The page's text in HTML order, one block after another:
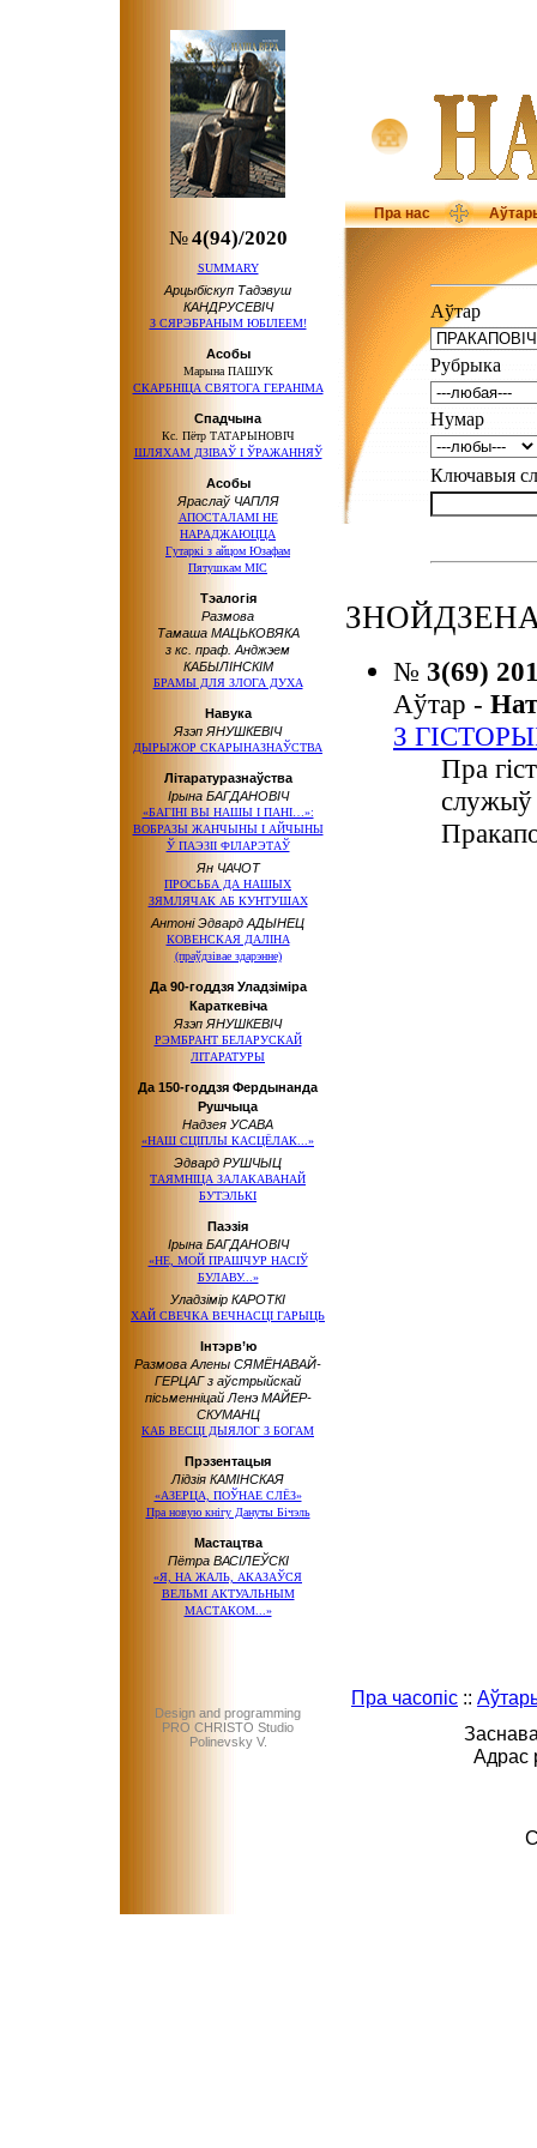
Пра нас
№4(94)/2020
SUMMARY
Арцыбіскуп Тадэвуш
КАНДРУСЕВІЧ
З СЯРЭБРАНЫМ ЮБІЛЕЕМ!
Асобы
Марына ПАШУК
СКАРБНІЦА СВЯТОГА ГЕРАНІМА
Спадчына
Кс. Пётр ТАТАРЫНОВІЧ
ШЛЯХАМ ДЗІВАЎ І ЎРАЖАННЯЎ
Асобы
Яраслаў ЧАПЛЯ
АПОСТАЛАМІ НЕ
НАРАДЖАЮЦЦА
Гутаркі з айцом Юзафам
Пятушкам MIC
Тэалогія
Размова
Тамаша МАЦЬКОВЯКА
з кс. праф. Анджэем
КАБЫЛІНСКІМ
БРАМЫ ДЛЯ ЗЛОГА ДУХА
Навука
Язэп ЯНУШКЕВІЧ
ДЫРЫЖОР СКАРЫНАЗНАЎСТВА
Літаратуразнаўства
Ірына БАГДАНОВІЧ
«БАГІНІ ВЫ НАШЫ І ПАНІ…»:
ВОБРАЗЫ ЖАНЧЫНЫ І АЙЧЫНЫ
Ў ПАЭЗІІ ФІЛАРЭТАЎ
Ян ЧАЧОТ
ПРОСЬБА ДА НАШЫХ
ЗЯМЛЯЧАК АБ КУНТУШАХ
Антоні Эдвард АДЫНЕЦ
КОВЕНСКАЯ ДАЛІНА
(праўдзівае здарэнне)
Да 90-годдзя Уладзіміра
Караткевіча
Язэп ЯНУШКЕВІЧ
РЭМБРАНТ БЕЛАРУСКАЙ
ЛІТАРАТУРЫ
Да 150-годдзя Фердынанда
Рушчыца
Надзея УСАВА
«НАШ СЦІПЛЫ КАСЦЁЛАК...»
Эдвард РУШЧЫЦ
ТАЯМНІЦА ЗАЛАКАВАНАЙ
БУТЭЛЬКІ
Паэзія
Ірына БАГДАНОВІЧ
«НЕ, МОЙ ПРАШЧУР НАСІЎ
БУЛАВУ...»
Уладзімір КАРОТКІ
ХАЙ СВЕЧКА ВЕЧНАСЦІ ГАРЫЦЬ
Інтэрв’ю
Размова Алены СЯМЁНАВАЙ-
ГЕРЦАГ з аўстрыйскай
пісьменніцай Ленэ МАЙЕР-
СКУМАНЦ
КАБ ВЕСЦІ ДЫЯЛОГ З БОГАМ
Прэзентацыя
Лідзія КАМІНСКАЯ
«АЗЕРЦА, ПОЎНАЕ СЛЁЗ»
Пра новую кнігу Дануты Бічэль
Мастацтва
Пётра ВАСІЛЕЎСКІ
«Я, НА ЖАЛЬ, АКАЗАЎСЯ
ВЕЛЬМІ АКТУАЛЬНЫМ
МАСТАКОМ...»
Аўтар
Рубрыка
Нумар
Ключавыя
№ 3(69)
Аўтар -
З
Пра
служыў
Design and programming
PRO CHRISTO Studio
Polinevsky V.
Пра часопіс ::
Адрас